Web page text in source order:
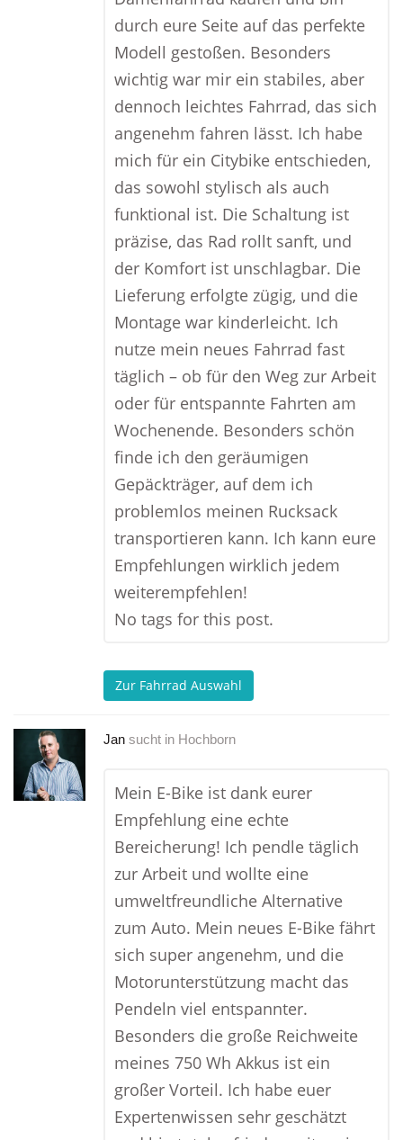
durch eure Seite auf das perfekte
Modell gestoßen. Besonders
wichtig war mir ein stabiles, aber
dennoch leichtes Fahrrad, das sich
angenehm fahren lässt. Ich habe
mich für ein Citybike entschieden,
das sowohl stylisch als auch
funktional ist. Die Schaltung ist
präzise, das Rad rollt sanft, und
der Komfort ist unschlagbar. Die
Lieferung erfolgte zügig, und die
Montage war kinderleicht. Ich
nutze mein neues Fahrrad fast
täglich – ob für den Weg zur Arbeit
oder für entspannte Fahrten am
Wochenende. Besonders schön
finde ich den geräumigen
Gepäckträger, auf dem ich
problemlos meinen Rucksack
transportieren kann. Ich kann eure
Empfehlungen wirklich jedem
weiterempfehlen!
No tags for this post.
Zur Fahrrad Auswahl
Jan sucht in Hochborn
Mein E-Bike ist dank eurer
Empfehlung eine echte
Bereicherung! Ich pendle täglich
zur Arbeit und wollte eine
umweltfreundliche Alternative
zum Auto. Mein neues E-Bike fährt
sich super angenehm, und die
Motorunterstützung macht das
Pendeln viel entspannter.
Besonders die große Reichweite
meines 750 Wh Akkus ist ein
großer Vorteil. Ich habe euer
Expertenwissen sehr geschätzt